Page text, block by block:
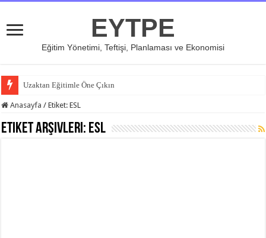
EYTPE
Eğitim Yönetimi, Teftişi, Planlaması ve Ekonomisi
Uzaktan Eğitimle Öne Çıkın
Anasayfa / Etiket:ESL
Etiket Arşivleri: ESL